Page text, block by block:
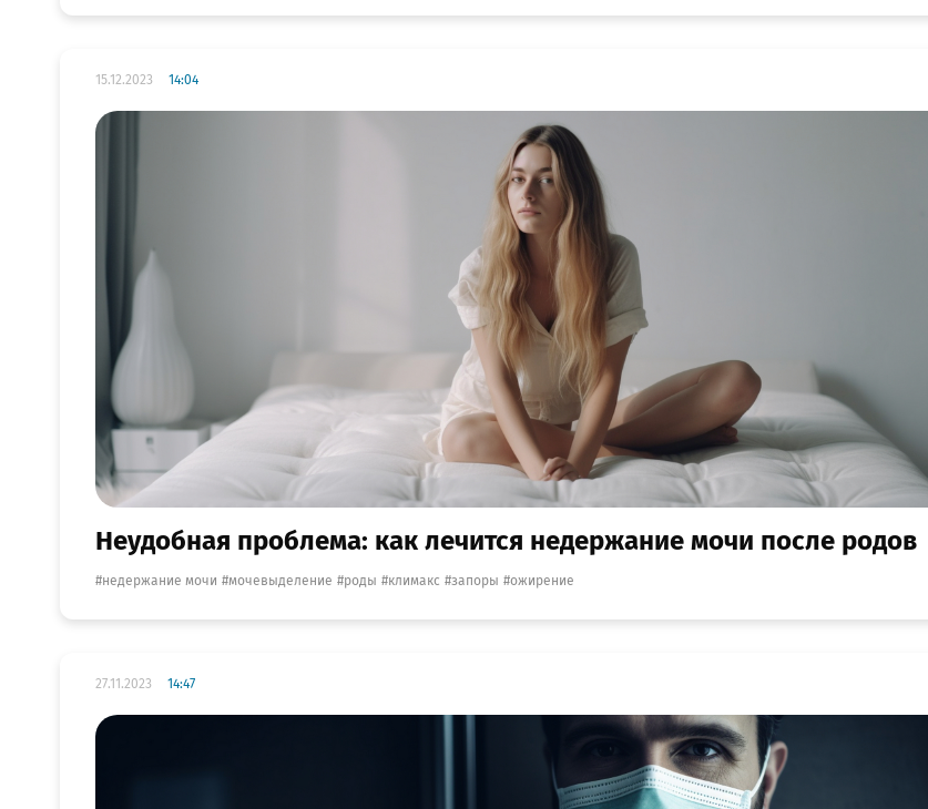
15.12.2023 14:04
Неудобная проблема: как лечится недержание мочи после родов
недержание мочи мочевыделение роды климакс запоры ожирение
27.11.2023 14:47